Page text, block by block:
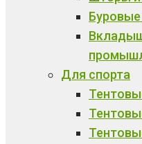
Для спорта